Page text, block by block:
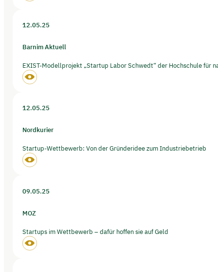
12.05.25
Barnim Aktuell
EXIST-Modellprojekt „Startup Labor Schwedt“ der Hochschule
12.05.25
Nordkurier
Startup-Wettbewerb: Von der Gründeridee zum Industriebetrieb
09.05.25
MOZ
Startups im Wettbewerb – dafür hoffen sie auf Geld